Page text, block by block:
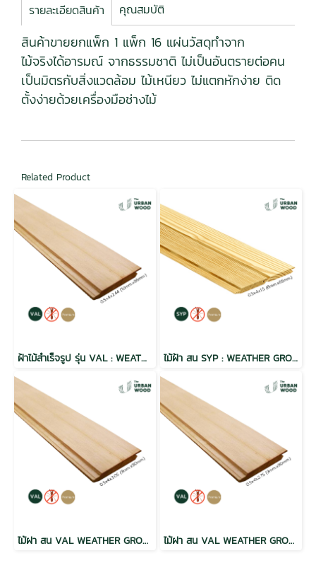
รายละเอียดสินค้า คุณสมบัติ
สินค้าขายยกแพ็ก 1 แพ็ก 16 แผ่นวัสดุทำจาก
ไม้จริงได้อารมณ์ จากธรรมชาติ ไม่เป็นอันตรายต่อคน
เป็นมิตรกับสิ่งแวดล้อม ไม้เหนียว ไม่แตกหักง่าย ติด
ตั้งง่ายด้วยเครื่องมือช่างไม้
Related Product
ฝ้าไม้สำเร็จรูป รุ่น VAL : WEATHER GROOVE ผิวแบบเรียบ Natural ขนาด 1/2" x4" สีธรรมชาติ ไม้ฝ้า สน SYP : WEATHER GROOVE ฝาร่องวี อบ กันปลวก H3.2 เกรดพรีเมี่ยม
ไม้ฝา สน VAL WEATHER GROOVE ฝาร่องวี อบ กันปลวก H3.2 เกรดพรีเมี่ยม 0.5x4x3.05 (9mm.x90mm.) ไม้ฝา สน VAL WEATHER GROOVE ฝาร่องวี อบ กันปลวก H3.2 เกรดพรีเมี่ยม 0.5x4x2.75 (9mm.x90mm.)